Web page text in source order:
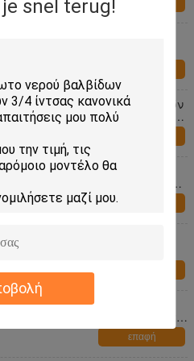
snel terug!
βαλβίδων σωληνοειδών
αντιδιαβρωτικός πλαστικός
24VDC 3/4 " πλαστικές
για την αντι καυστική
σειρά βαλβίδων
διαφορικού πίεσης SS
τρόπος βαλβίδων
ατμού επαφή